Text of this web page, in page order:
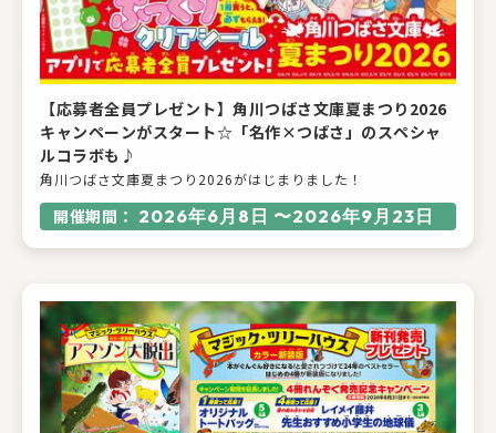
【応募者全員プレゼント】角川つばさ文庫夏まつり2026
キャンペーンがスタート☆「名作×つばさ」のスペシャ
ルコラボも♪
角川つばさ文庫夏まつり2026がはじまりました！
開催期間： 2026年6月8日 〜2026年9月23日